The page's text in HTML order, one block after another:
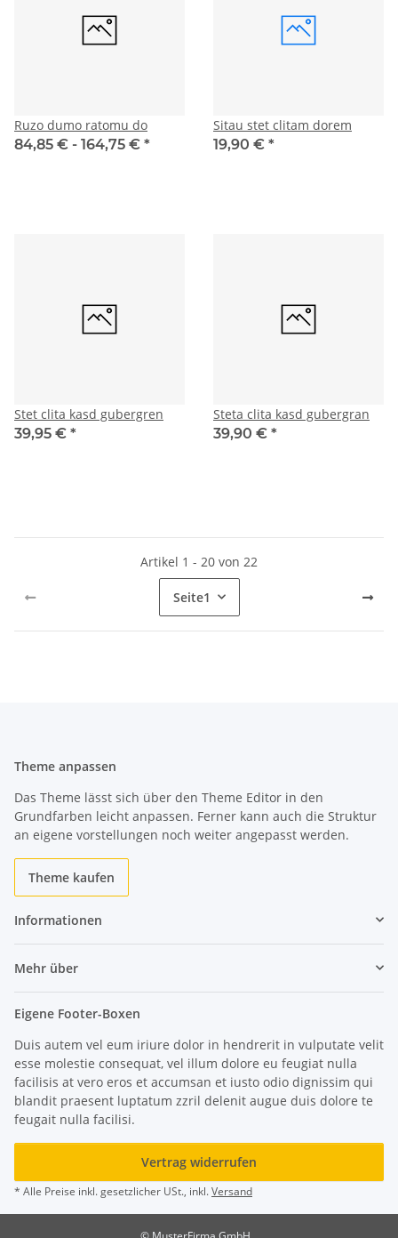
Ruzo dumo ratomu do
84,85 € - 164,75 € *
Sitau stet clitam dorem
19,90 € *
Stet clita kasd gubergren
39,95 € *
Steta clita kasd gubergran
39,90 € *
Artikel 1 - 20 von 22
Seite1
Theme anpassen
Das Theme lässt sich über den Theme Editor in den
Grundfarben leicht anpassen. Ferner kann auch die Struktur
an eigene vorstellungen noch weiter angepasst werden.
Theme kaufen
Informationen
Mehr über
Eigene Footer-Boxen
Duis autem vel eum iriure dolor in hendrerit in vulputate velit
esse molestie consequat, vel illum dolore eu feugiat nulla
facilisis at vero eros et accumsan et iusto odio dignissim qui
blandit praesent luptatum zzril delenit augue duis dolore te
feugait nulla facilisi.
Vertrag widerrufen
* Alle Preise inkl. gesetzlicher USt., inkl.Versand